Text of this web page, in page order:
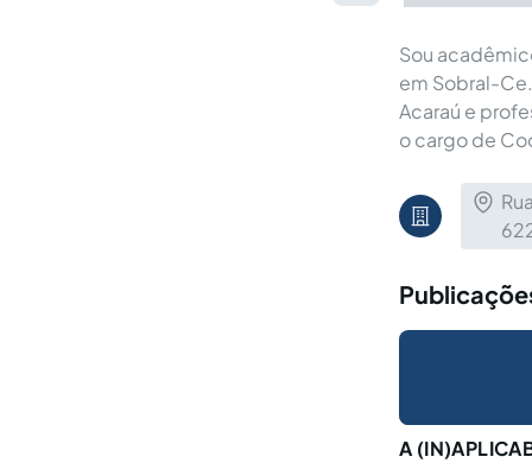
Sou
em Sobral-
Acaraú e
o cargo de
A